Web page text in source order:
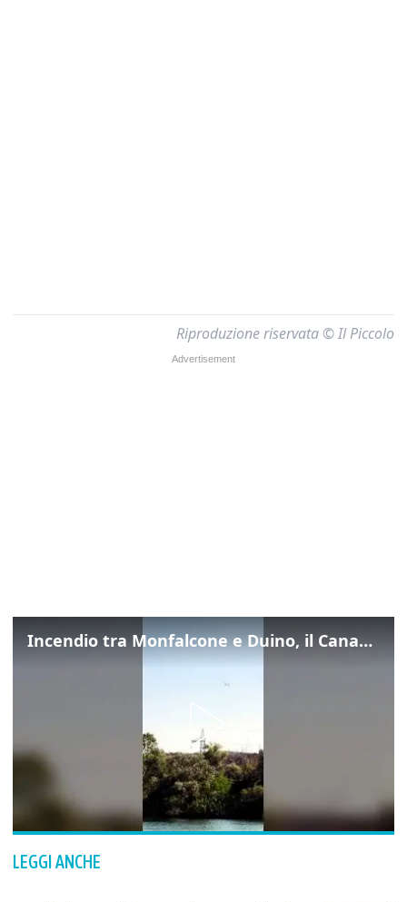
Riproduzione riservata © Il Piccolo
Incendio tra Monfalcone e Duino, il Canadair in azione per fermare le fiamme sul fronte dell’A4
LEGGI ANCHE